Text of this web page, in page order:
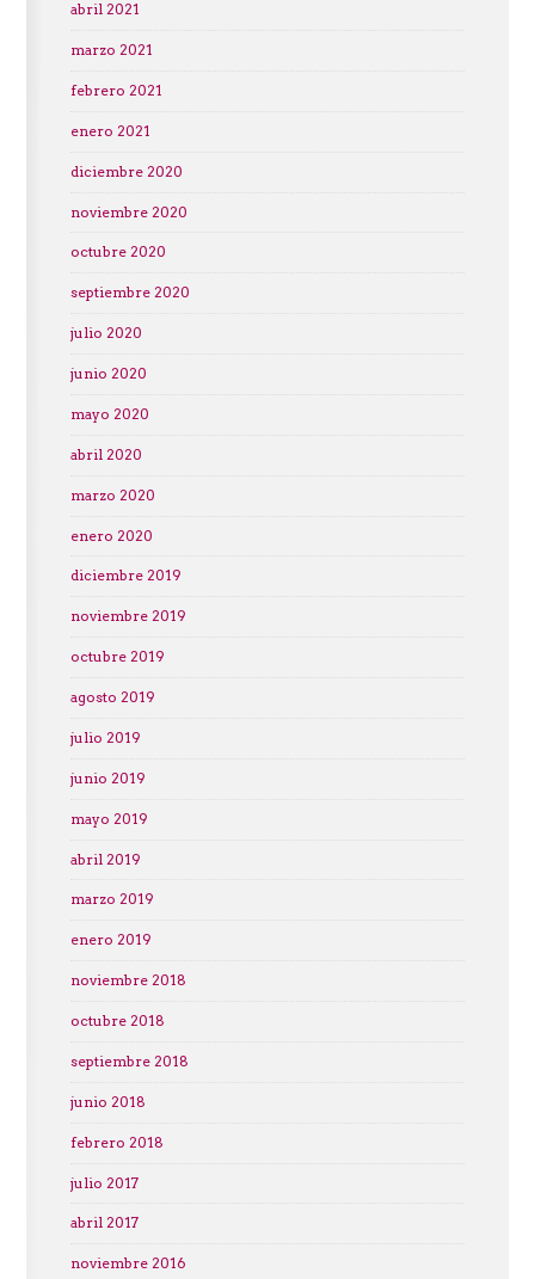
abril 2021
marzo 2021
febrero 2021
enero 2021
diciembre 2020
noviembre 2020
octubre 2020
septiembre 2020
julio 2020
junio 2020
mayo 2020
abril 2020
marzo 2020
enero 2020
diciembre 2019
noviembre 2019
octubre 2019
agosto 2019
julio 2019
junio 2019
mayo 2019
abril 2019
marzo 2019
enero 2019
noviembre 2018
octubre 2018
septiembre 2018
junio 2018
febrero 2018
julio 2017
abril 2017
noviembre 2016